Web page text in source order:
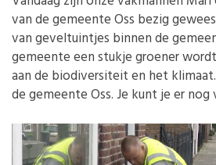
van de gemeente Oss bezig
van geveltuintjes binnen de
gemeente een stukje groener
aan de biodiversiteit en het
de gemeente Oss. Je kunt je er nog